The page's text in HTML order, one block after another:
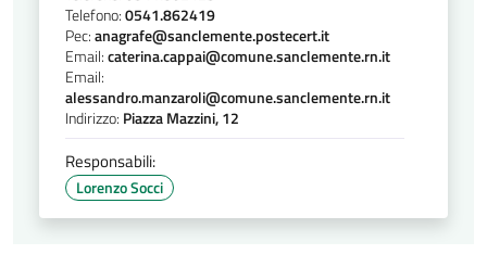
Telefono:0541.862419
Pec:anagrafe@sanclemente.postecert.it
Email:caterina.cappai@comune.sanclemente.rn.it
Email:
alessandro.manzaroli@comune.sanclemente.rn.it
Indirizzo: Piazza Mazzini, 12
Responsabili:
Lorenzo Socci